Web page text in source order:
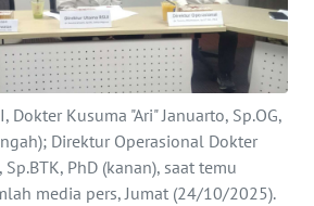
Dokter Kusuma "Ari" Januarto, Sp.OG,
Direktur Operasional Dokter
PhD (kanan), saat temu
media pers, Jumat (24/10/2025).